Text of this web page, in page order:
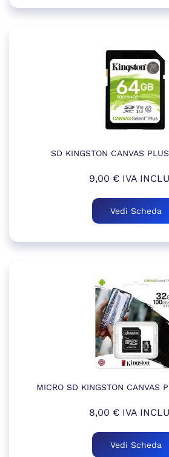
SD KINGSTON CANVAS
9,00 € IVA
Vedi Scheda
MICRO SD KINGSTON CANVAS
8,00 € IVA
Vedi Scheda